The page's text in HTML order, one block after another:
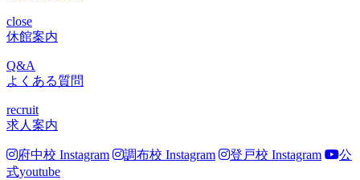
close
休館案内
Q&A
よくある質問
recruit
求人案内
府中校 Instagram 調布校 Instagram 登戸校 Instagram
公
式youtube